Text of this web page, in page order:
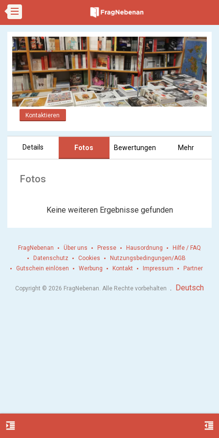
Kontaktieren
Details Fotos Bewertungen Mehr
Fotos
Keine weiteren Ergebnisse gefunden
format_indent_increase format_indent_decrease
FragNebenan Über uns Presse Hausordnung
Hilfe / FAQ
Datenschutz
Cookies
Nutzungsbedingungen/AGB
Gutschein einlösen
Werbung Kontakt Impressum Partner
Copyright © 2026 FragNebenan. Alle Rechte vorbehalten . Deutsch